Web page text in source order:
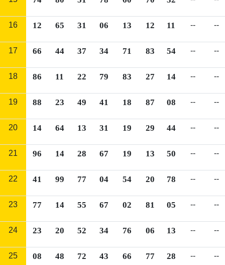
16 12 65 31 06 13 12 11 -- --
17 66 44 37 34 71 83 54 -- --
18 86 11 22 79 83 27 14 -- --
19 88 23 49 41 18 87 08 -- --
20 14 64 13 31 19 29 44 -- --
21 96 14 28 67 19 13 50 -- --
22 41 99 77 04 54 20 78 -- --
23 77 14 55 67 02 81 05 -- --
24 23 20 52 34 76 06 13 -- --
25 08 48 72 43 66 77 28 -- --